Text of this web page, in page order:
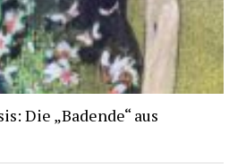
Die „Badende“ aus